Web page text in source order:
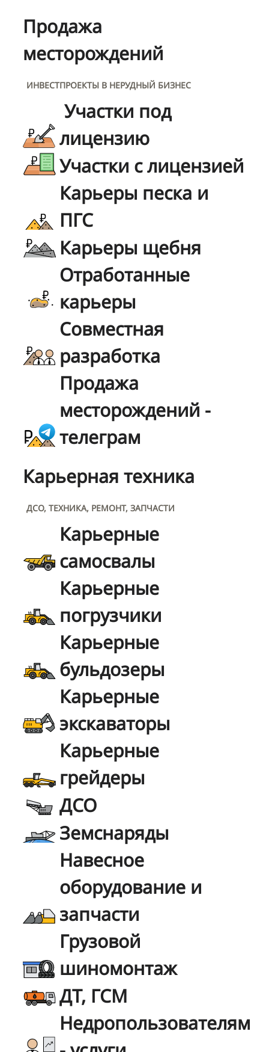
Продажа
месторождений
ИНВЕСТПРОЕКТЫ В НЕРУДНЫЙ БИЗНЕС
Участки под
лицензию
Участки с лицензией
Карьеры песка и
ПГС
Карьеры щебня
Отработанные
карьеры
Совместная
разработка
Продажа
месторождений -
телеграм
Карьерная техника
ДСО, ТЕХНИКА, РЕМОНТ, ЗАПЧАСТИ
Карьерные
самосвалы
Карьерные
погрузчики
Карьерные
бульдозеры
Карьерные
экскаваторы
Карьерные
грейдеры
ДСО
Земснаряды
Навесное
оборудование и
запчасти
Грузовой
шиномонтаж
ДТ, ГСМ
Недропользователям